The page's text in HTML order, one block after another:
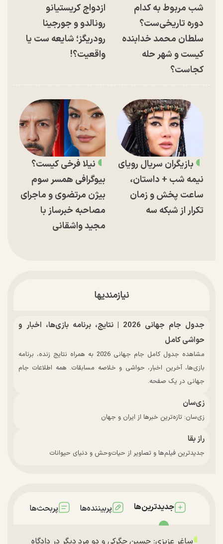
شب مربوط به کدام
دوره تاریخی‌ست؟
سلطان محمد خدابنده
کیست و شهر حله
کجاست؟
ازدواج کریستیانو
رونالدو و جورجینا
رودریگز؛ شایعه ست یا
واقعیت؟!
بازیگران سریال رویای
نیمه شب + داستان،
ساعت پخش و زمان
تکرار از شبکه سه
نیلا فرخی کیست؟
بیوگرافی همسر سوم
بیژن مرتضوی و ماجرای
مصاحبه خبرساز با
مجید واشقانی
نیازمندیها
جدول جام جهانی 2026 | نتایج، برنامه بازی‌ها، اخبار و
حواشی کامل
مشاهده جدول کامل جام جهانی 2026 به همراه نتایج زنده، برنامه
بازی‌ها، آخرین اخبار، حواشی و خلاصه مسابقات. همه اطلاعات جام
جهانی در یک صفحه.
زی‌سان
زی‌سان: تازه‌ترین خبرها از ایران و جهان
راز بقا
جدیدترین فیلم‌ها و تصاویر از حیات‌وحش و دنیای حیوانات
جدیدترین‌ها پربیننده‌ها پربحث‌ها
ساغر عزیزی: حسین جگرکی و دو مرد دیگر در دادگاه